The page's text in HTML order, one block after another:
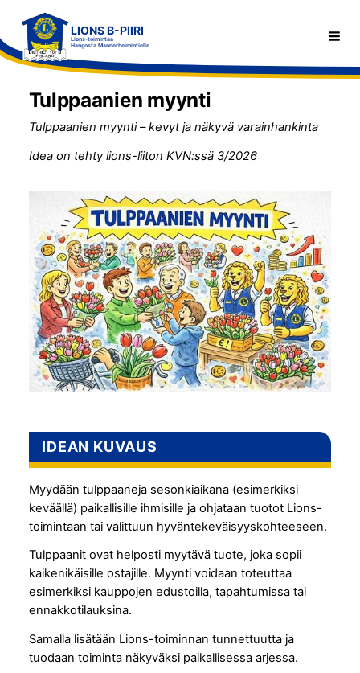
Siirry
sivun
sisältöön
LIONS B-PIIRI
Lions-toimintaa
Hangosta Mannerheimintielle
Tulppaanien myynti
Tulppaanien myynti – kevyt ja näkyvä varainhankinta
Idea on tehty lions-liiton KVN:ssä 3/2026
IDEAN KUVAUS
Myydään tulppaaneja sesonkiaikana (esimerkiksi
keväällä) paikallisille ihmisille ja ohjataan tuotot Lions-
toimintaan tai valittuun hyväntekeväisyyskohteeseen.
Tulppaanit ovat helposti myytävä tuote, joka sopii
kaikenikäisille ostajille. Myynti voidaan toteuttaa
esimerkiksi kauppojen edustoilla, tapahtumissa tai
ennakkotilauksina.
Samalla lisätään Lions-toiminnan tunnettuutta ja
tuodaan toiminta näkyväksi paikallisessa arjessa.